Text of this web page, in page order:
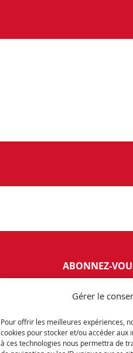
Gérer le
Pour offrir les meilleures expériences,
cookies pour stocker et/ou accéder
à ces technologies nous permettra de
ABONNEZ-
promotions exceptionnelles.